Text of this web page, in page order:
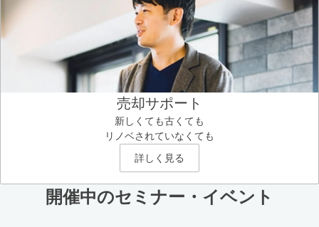
売却サポート
新しくても古くても
リノベされていなくても
詳しく見る
開催中のセミナー・イベント